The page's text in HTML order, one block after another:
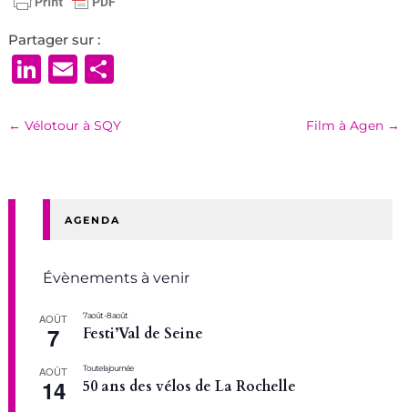
Partager sur :
LinkedIn
EmailPartager
← Vélotour à SQY Film à Agen →
AGENDA
Évènements à venir
AOÛT
7
7 août-8 août
Festi’Val de Seine
AOÛT
14
Toute la journée
50 ans des vélos de La Rochelle